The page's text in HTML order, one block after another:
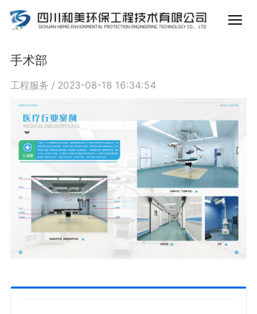
手术部
工程服务 / 2023-08-18 16:34:54